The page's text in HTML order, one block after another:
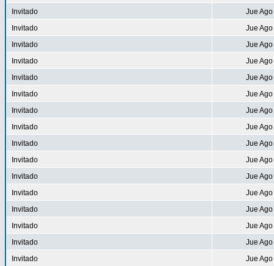
Invitado
Jue
Invitado
Jue
Invitado
Jue
Invitado
Jue
Invitado
Jue
Invitado
Jue
Invitado
Jue
Invitado
Jue
Invitado
Jue
Invitado
Jue
Invitado
Jue
Invitado
Jue
Invitado
Jue
Invitado
Jue
Invitado
Jue
Invitado
Jue